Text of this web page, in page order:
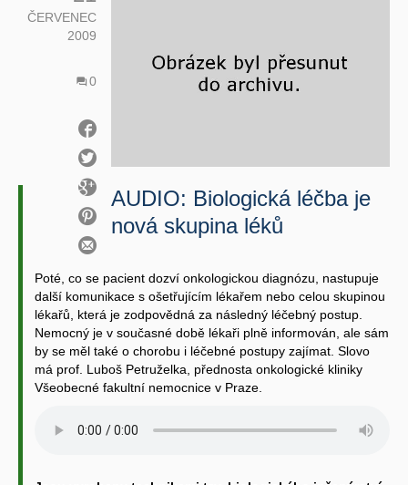
ČERVENEC
2009
0
AUDIO: Biologická léčba je
nová skupina léků
Poté, co se pacient dozví onkologickou diagnózu, nastupuje
další komunikace s ošetřujícím lékařem nebo celou skupinou
lékařů, která je zodpovědná za následný léčebný postup.
Nemocný je v současné době lékaři plně informován, ale sám
by se měl také o chorobu i léčebné postupy zajímat. Slovo
má prof. Luboš Petruželka, přednosta onkologické kliniky
Všeobecné fakultní nemocnice v Praze.